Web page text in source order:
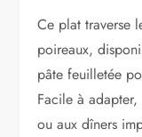
Ce plat traverse
poireaux,
pâte feuilletée
Facile à
ou aux dîners